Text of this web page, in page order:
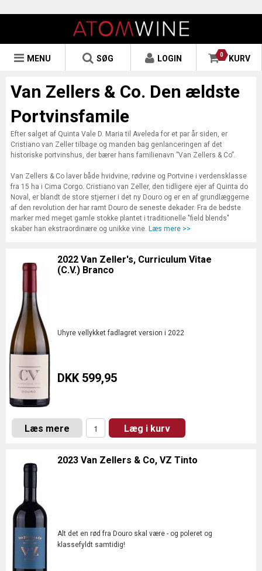
0 KURV
LOGIN
SØG
MENU
Van Zellers & Co. Den ældste
Portvinsfamile
Efter salget af Quinta Vale D. Maria til Aveleda for et par år siden, er
Cristiano van Zeller tilbage og manden bag genlanceringen af det
historiske portvinshus, der bærer hans familienavn ”Van Zellers & Co”.
Van Zellers & Co laver både hvidvine, rødvine og Portvine i verdensklasse
fra 15 ha i Cima Corgo. Cristiano van Zeller, den tidligere ejer af Quinta do
Noval, er blandt de store stjerner i det ny Douro og er en af grundlæggerne
af den revolution der har ramt Douro de seneste dekader. Fra de bedste
marker med meget gamle stokke plantet i traditionelle "field blends"
skaber han ekstraordinære og unikke vine. Læs mere >>
2022 Van Zeller's, Curriculum Vitae
(C.V.) Branco
Uhyre vellykket fadlagret version i 2022
DKK 599,95
Læs mere Læg i kurv
2023 Van Zellers & Co, VZ Tinto
Alt det en rød fra Douro skal være - og poleret og
klassefyldt samtidig!